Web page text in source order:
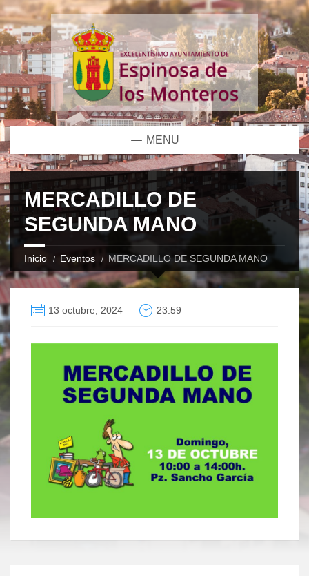
MENU
MERCADILLO DE
SEGUNDA MANO
Inicio Eventos MERCADILLO DE SEGUNDA MANO
13 octubre, 2024 23:59